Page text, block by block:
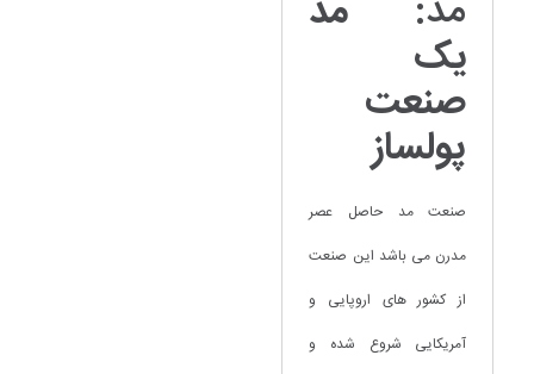
مد: مد
یک
صنعت
پولساز
صنعت مد حاصل عصر
مدرن می باشد این صنعت
از کشور های اروپایی و
آمریکایی شروع شده و